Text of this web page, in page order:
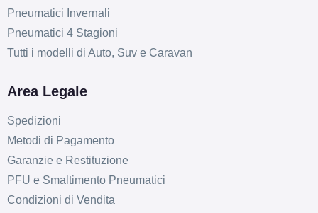
Pneumatici Invernali
Pneumatici 4 Stagioni
Tutti i modelli di Auto, Suv e Caravan
Area Legale
Spedizioni
Metodi di Pagamento
Garanzie e Restituzione
PFU e Smaltimento Pneumatici
Condizioni di Vendita